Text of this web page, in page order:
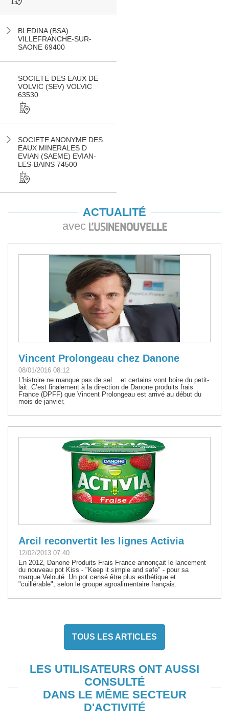
BLEDINA (BSA)
VILLEFRANCHE-SUR-
SAONE 69400
SOCIETE DES EAUX DE
VOLVIC (SEV) VOLVIC
63530
SOCIETE ANONYME DES
EAUX MINERALES D
EVIAN (SAEME) EVIAN-
LES-BAINS 74500
ACTUALITÉ
avec
Vincent Prolongeau chez Danone
08/01/2016 08:12
L’histoire ne manque pas de sel… et certains vont boire du petit-
lait. C’est finalement à la direction de Danone produits frais
France (DPFF) que Vincent Prolongeau est arrivé au début du
mois de janvier.
Arcil reconvertit les lignes Activia
12/02/2013 07:40
En 2012, Danone Produits Frais France annonçait le lancement
du nouveau pot Kiss - "Keep it simple and safe" - pour sa
marque Velouté. Un pot censé être plus esthétique et
"cuillérable", selon le groupe agroalimentaire français.
TOUS LES ARTICLES
LES UTILISATEURS ONT AUSSI
CONSULTÉ
DANS LE MÊME SECTEUR
D'ACTIVITÉ